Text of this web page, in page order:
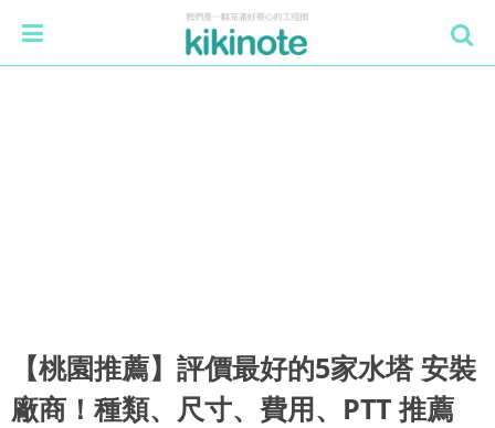
【桃園推薦】評價最好的5家水塔 安裝
廠商！種類、尺寸、費用、PTT 推薦